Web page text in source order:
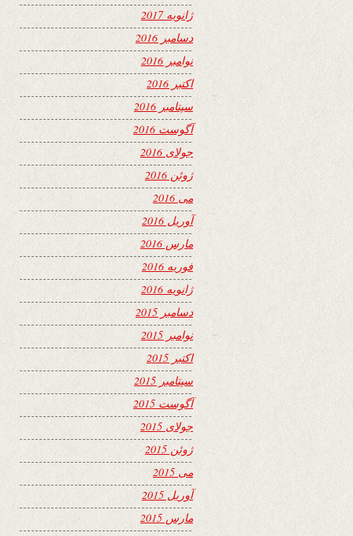
ژانویه 2017
دسامبر 2016
نوامبر 2016
اکتبر 2016
سپتامبر 2016
آگوست 2016
جولای 2016
ژوئن 2016
می 2016
آوریل 2016
مارس 2016
فوریه 2016
ژانویه 2016
دسامبر 2015
نوامبر 2015
اکتبر 2015
سپتامبر 2015
آگوست 2015
جولای 2015
ژوئن 2015
می 2015
آوریل 2015
مارس 2015